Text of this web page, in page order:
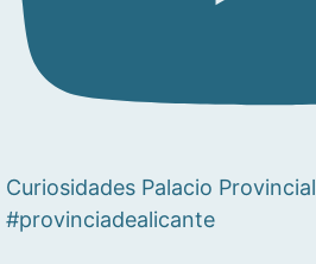
Curiosidades Palacio Provincial
#provinciadealicante